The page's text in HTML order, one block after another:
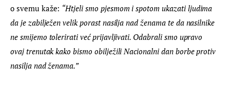
o svemu kaže: “Htjeli smo pjesmom i spotom ukazati ljudima
da je zabilježen velik porast nasilja nad ženama te da nasilnike
ne smijemo tolerirati već prijavljivati. Odabrali smo upravo
ovaj trenutak kako bismo obilježili Nacionalni dan borbe protiv
nasilja nad ženama.”